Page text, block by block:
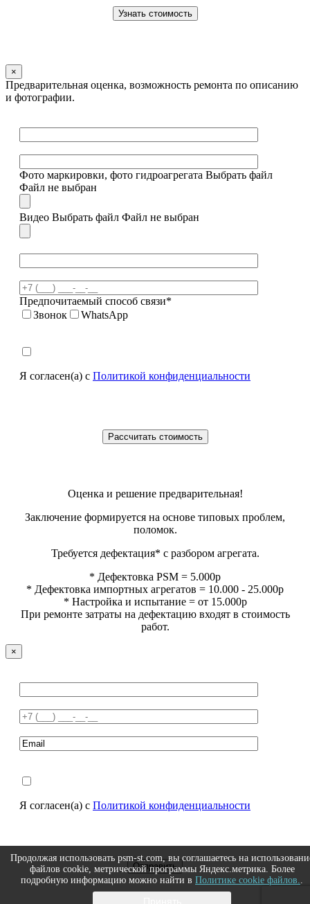
×
Предварительная оценка, возможность ремонта по описанию
и фотографии.
Фото маркировки, фото гидроагрегата Выбрать файл
Файл не выбран
Видео Выбрать файл Файл не выбран
Предпочитаемый способ связи*
Звонок
WhatsApp
Я согласен(а) с Политикой конфиденциальности
Оценка и решение предварительная!
Заключение формируется на основе типовых проблем,
поломок.
Требуется дефектация* с разбором агрегата.
* Дефектовка PSM = 5.000р
* Дефектовка импортных агрегатов = 10.000 - 25.000р
* Настройка и испытание = от 15.000р
При ремонте затраты на дефектацию входят в стоимость
работ.
×
Я согласен(а) с Политикой конфиденциальности
Продолжая использовать psm-st.com, вы соглашаетесь на
файлов cookie, метрической программы Яндекс.метрика. Более
подробную информацию можно найти в Политике cookie файлов..